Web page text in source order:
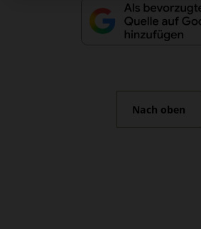
Nach oben